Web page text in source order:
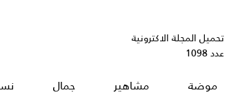
تحميل المجلة الاكترونية
عدد 1098
موضة مشاهير جمال